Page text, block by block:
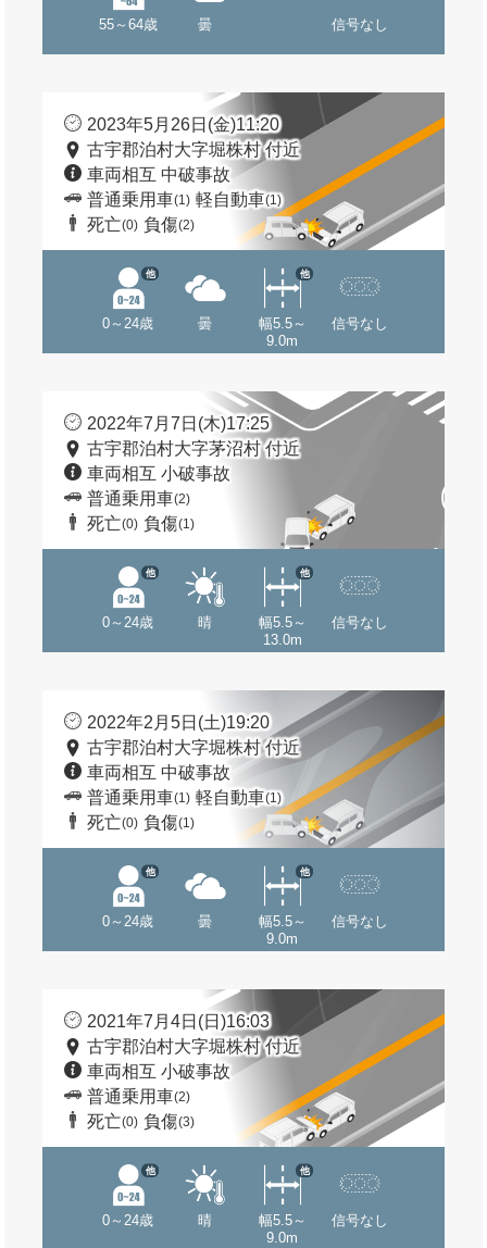
55～64歳 曇 信号なし
2023年5月26日(金)11:20
古宇郡泊村大字堀株村 付近
車両相互 中破事故
普通乗用車(1) 軽自動車(1)
死亡(0) 負傷(2)
0～24歳
他
曇
幅5.5～
9.0m
他
信号なし
2022年7月7日(木)17:25
古宇郡泊村大字茅沼村 付近
車両相互 小破事故
普通乗用車(2)
死亡(0) 負傷(1)
0～24歳
他
晴
幅5.5～
13.0m
他
信号なし
2022年2月5日(土)19:20
古宇郡泊村大字堀株村 付近
車両相互 中破事故
普通乗用車(1) 軽自動車(1)
死亡(0) 負傷(1)
0～24歳
他
曇
幅5.5～
9.0m
他
信号なし
2021年7月4日(日)16:03
古宇郡泊村大字堀株村 付近
車両相互 小破事故
普通乗用車(2)
死亡(0) 負傷(3)
0～24歳
他
晴
幅5.5～
9.0m
他
信号なし